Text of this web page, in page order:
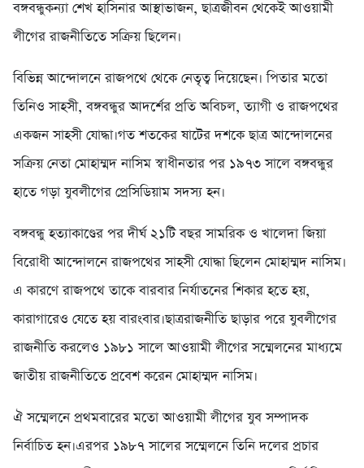
বঙ্গবন্ধুকন্যা শেখ হাসিনার আস্থাভাজন, ছাত্রজীবন থেকেই আওয়ামী
লীগের রাজনীতিতে সক্রিয় ছিলেন।
বিভিন্ন আন্দোলনে রাজপথে থেকে নেতৃত্ব দিয়েছেন। পিতার মতো
তিনিও সাহসী, বঙ্গবন্ধুর আদর্শের প্রতি অবিচল, ত্যাগী ও রাজপথের
একজন সাহসী যোদ্ধা।গত শতকের ষাটের দশকে ছাত্র আন্দোলনের
সক্রিয় নেতা মোহাম্মদ নাসিম স্বাধীনতার পর ১৯৭৩ সালে বঙ্গবন্ধুর
হাতে গড়া যুবলীগের প্রেসিডিয়াম সদস্য হন।
বঙ্গবন্ধু হত্যাকাণ্ডের পর দীর্ঘ ২১টি বছর সামরিক ও খালেদা জিয়া
বিরোধী আন্দোলনে রাজপথের সাহসী যোদ্ধা ছিলেন মোহাম্মদ নাসিম।
এ কারণে রাজপথে তাকে বারবার নির্যাতনের শিকার হতে হয়,
কারাগারেও যেতে হয় বারংবার।ছাত্ররাজনীতি ছাড়ার পরে যুবলীগের
রাজনীতি করলেও ১৯৮১ সালে আওয়ামী লীগের সম্মেলনের মাধ্যমে
জাতীয় রাজনীতিতে প্রবেশ করেন মোহাম্মদ নাসিম।
ঐ সম্মেলনে প্রথমবারের মতো আওয়ামী লীগের যুব সম্পাদক
নির্বাচিত হন।এরপর ১৯৮৭ সালের সম্মেলনে তিনি দলের প্রচার